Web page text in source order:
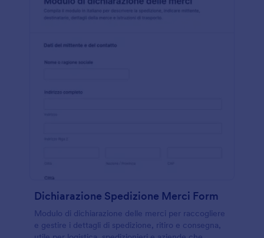
Dichiarazione Spedizione Merci Form
Modulo di dichiarazione delle merci per raccogliere
e gestire i dettagli di spedizione, ritiro e consegna,